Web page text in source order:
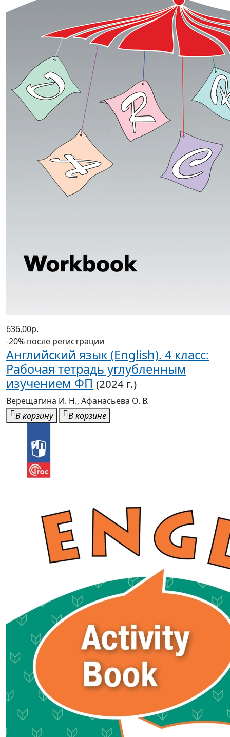
636,00р.
-20% после регистрации
Английский язык (English). 4 класс:
Рабочая тетрадь углубленным
изучением ФП (2024 г.)
Верещагина И. Н., Афанасьева О. В.
В корзину
В корзине